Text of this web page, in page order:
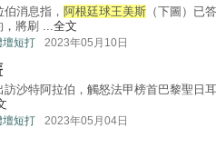
消息指， 阿根廷球王美斯 （下圖）已
，將刷 ...全文
壇短打 2023年05月10日
訪沙特阿拉伯，觸怒法甲榜首巴黎聖日
壇短打 2023年05月04日